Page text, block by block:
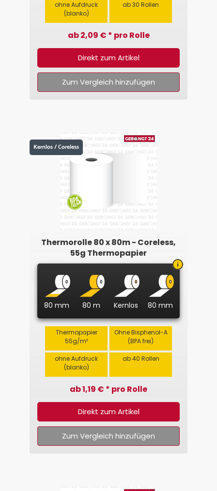
ohne Aufdruck
(blanko)
ab 30 Rollen
ab 2,09 € * pro Rolle
Direkt zum Artikel
Zum Vergleich hinzufügen
Kernlos / Coreless
Thermorolle 80 x 80m - Coreless,
55g Thermopapier
80 mm 80 m Kernlos 80 mm
Thermopapier
55g/m²
Ohne Bisphenol-A
(BPA frei)
ohne Aufdruck
(blanko)
ab 40 Rollen
ab 1,19 € * pro Rolle
Direkt zum Artikel
Zum Vergleich hinzufügen